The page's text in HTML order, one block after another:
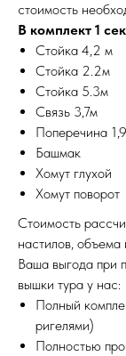
стоимость
В комплект 1
Стойка 4,2 м
Стойка 2.2м
Стойка 5.3м
Связь 3,7м
Поперечина
Башмак
Хомут глухой
Хомут поворот
Стоимость
настилов,
Ваша выгода при
вышки тура у нас:
Полный
ригелями)
Полностью